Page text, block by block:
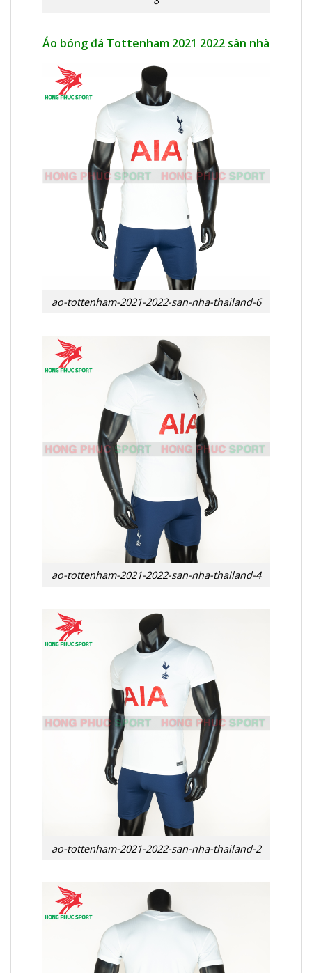
Áo bóng đá Tottenham 2021 2022 sân nhà
ao-tottenham-2021-2022-san-nha-thailand-6
ao-tottenham-2021-2022-san-nha-thailand-4
ao-tottenham-2021-2022-san-nha-thailand-2